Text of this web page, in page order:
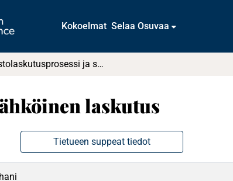
Kokoelmat Selaa Osuvaa
Ostolaskutusprosessi ja sähköinen laskutus
laskutus
Tietueen suppeat tiedot